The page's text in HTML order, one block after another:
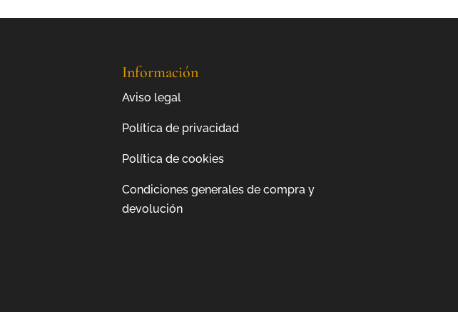
Información
Aviso legal
Política de privacidad
Política de cookies
Condiciones generales de compra y
devolución